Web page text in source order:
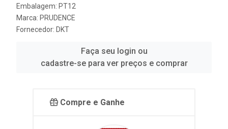
Embalagem: PT12
Marca: PRUDENCE
Fornecedor: DKT
Faça seu login ou
cadastre-se para ver preços e comprar
Compre e Ganhe